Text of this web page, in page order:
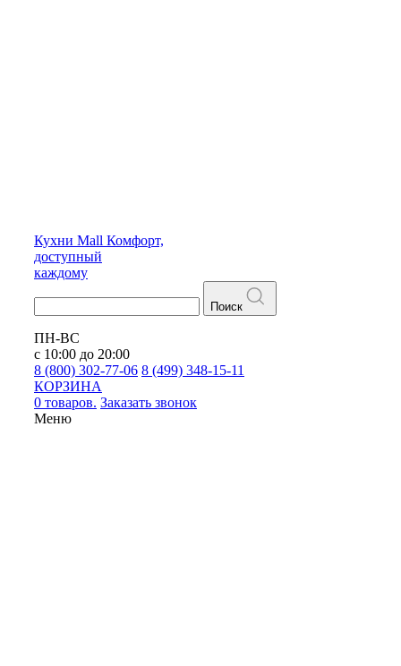
Кухни Mall Комфорт,
доступный
каждому
Поиск
ПН-ВС
с 10:00 до 20:00
8 (800) 302-77-06 8 (499) 348-15-11
КОРЗИНА
0 товаров. Заказать звонок
Меню